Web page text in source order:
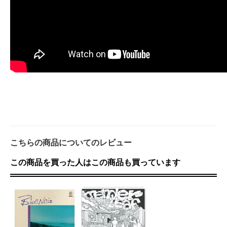
こちらの商品についてのレビュー
この商品を買った人はこの商品も買っています